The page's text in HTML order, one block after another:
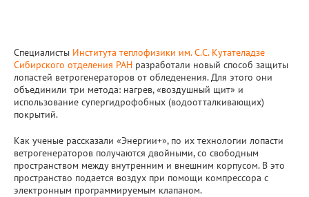
Специалисты Института теплофизики им. С.С. Кутателадзе
Сибирского отделения РАН разработали новый способ защиты
лопастей ветрогенераторов от обледенения. Для этого они
объединили три метода: нагрев, «воздушный щит» и
использование супергидрофобных (водоотталкивающих)
покрытий.
Как ученые рассказали «Энергии+», по их технологии лопасти
ветрогенераторов получаются двойными, со свободным
пространством между внутренним и внешним корпусом. В это
пространство подается воздух при помощи компрессора с
электронным программируемым клапаном.